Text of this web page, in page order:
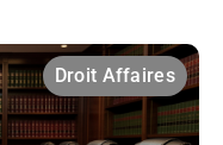
Droit Affaires